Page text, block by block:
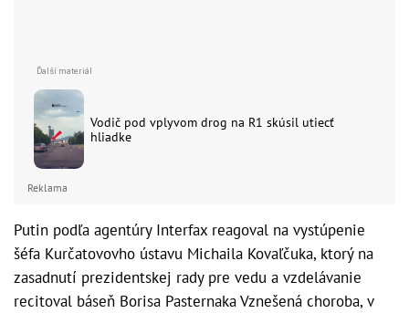
Vodič pod vplyvom drog na R1 skúsil utiecť
hliadke
Reklama
Putin podľa agentúry Interfax reagoval na vystúpenie
šéfa Kurčatovovho ústavu Michaila Kovaľčuka, ktorý na
zasadnutí prezidentskej rady pre vedu a vzdelávanie
recitoval báseň Borisa Pasternaka Vznešená choroba, v